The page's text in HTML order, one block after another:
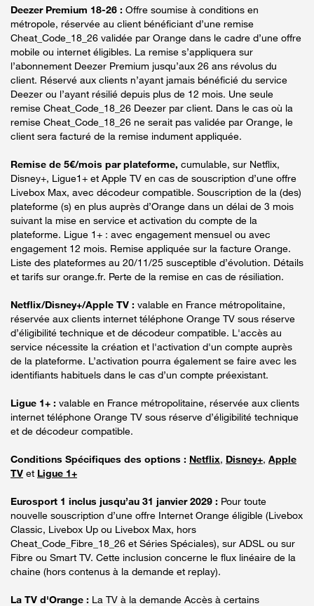
Deezer Premium 18-26 : Offre soumise à conditions en
métropole, réservée au client bénéficiant d’une remise
Cheat_Code_18_26 validée par Orange dans le cadre d’une offre
mobile ou internet éligibles. La remise s’appliquera sur
l’abonnement Deezer Premium jusqu’aux 26 ans révolus du
client. Réservé aux clients n’ayant jamais bénéficié du service
Deezer ou l’ayant résilié depuis plus de 12 mois. Une seule
remise Cheat_Code_18_26 Deezer par client. Dans le cas où la
remise Cheat_Code_18_26 ne serait pas validée par Orange, le
client sera facturé de la remise indument appliquée.
Remise de 5€/mois par plateforme, cumulable, sur Netflix,
Disney+, Ligue1+ et Apple TV en cas de souscription d’une offre
Livebox Max, avec décodeur compatible. Souscription de la (des)
plateforme (s) en plus auprès d’Orange dans un délai de 3 mois
suivant la mise en service et activation du compte de la
plateforme. Ligue 1+ : avec engagement mensuel ou avec
engagement 12 mois. Remise appliquée sur la facture Orange.
Liste des plateformes au 20/11/25 susceptible d’évolution. Détails
et tarifs sur orange.fr. Perte de la remise en cas de résiliation.
Netflix/Disney+/Apple TV : valable en France métropolitaine,
réservée aux clients internet téléphone Orange TV sous réserve
d’éligibilité technique et de décodeur compatible. L'accès au
service nécessite la création et l'activation d'un compte auprès
de la plateforme. L’activation pourra également se faire avec les
identifiants habituels dans le cas d’un compte préexistant.
Ligue 1+ : valable en France métropolitaine, réservée aux clients
internet téléphone Orange TV sous réserve d’éligibilité technique
et de décodeur compatible.
Conditions Spécifiques des options : Netflix, Disney+, Apple
TV et Ligue 1+
Eurosport 1 inclus jusqu’au 31 janvier 2029 : Pour toute
nouvelle souscription d’une offre Internet Orange éligible (Livebox
Classic, Livebox Up ou Livebox Max, hors
Cheat_Code_Fibre_18_26 et Séries Spéciales), sur ADSL ou sur
Fibre ou Smart TV. Cette inclusion concerne le flux linéaire de la
chaine (hors contenus à la demande et replay).
La TV d'Orange : La TV à la demande Accès à certains